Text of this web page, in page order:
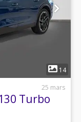
14
25 mars
Turbo